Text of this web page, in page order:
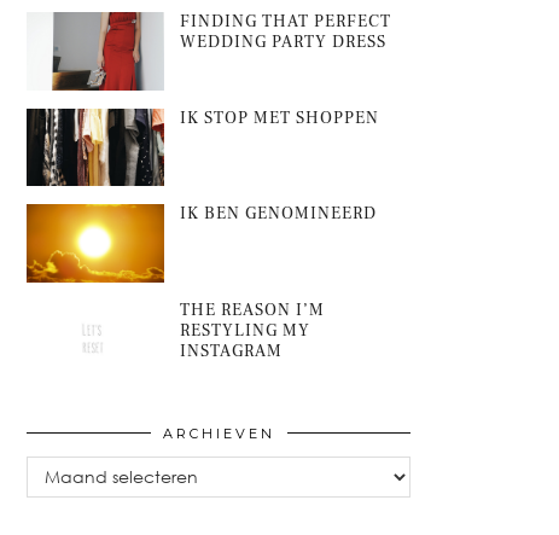
FINDING THAT PERFECT
WEDDING PARTY DRESS
IK STOP MET SHOPPEN
IK BEN GENOMINEERD
THE REASON I’M
RESTYLING MY
INSTAGRAM
ARCHIEVEN
Archieven